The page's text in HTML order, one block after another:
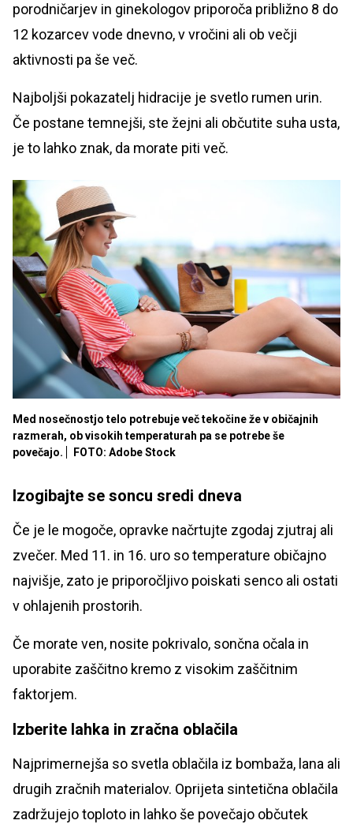
porodničarjev in ginekologov priporoča približno 8 do
12 kozarcev vode dnevno, v vročini ali ob večji
aktivnosti pa še več.
Najboljši pokazatelj hidracije je svetlo rumen urin.
Če postane temnejši, ste žejni ali občutite suha usta,
je to lahko znak, da morate piti več.
Med nosečnostjo telo potrebuje več tekočine že v običajnih
razmerah, ob visokih temperaturah pa se potrebe še
povečajo.
FOTO: Adobe Stock
Izogibajte se soncu sredi dneva
Če je le mogoče, opravke načrtujte zgodaj zjutraj ali
zvečer. Med 11. in 16. uro so temperature običajno
najvišje, zato je priporočljivo poiskati senco ali ostati
v ohlajenih prostorih.
Če morate ven, nosite pokrivalo, sončna očala in
uporabite zaščitno kremo z visokim zaščitnim
faktorjem.
Izberite lahka in zračna oblačila
Najprimernejša so svetla oblačila iz bombaža, lana ali
drugih zračnih materialov. Oprijeta sintetična oblačila
zadržujejo toploto in lahko še povečajo občutek